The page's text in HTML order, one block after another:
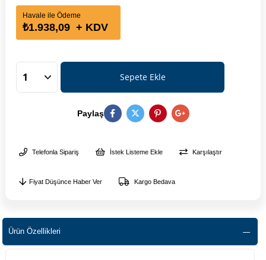
Havale ile Ödeme
₺1.938,09 + KDV
Paylaş
Telefonla Sipariş İstek Listeme Ekle Karşılaştır
Fiyat Düşünce Haber Ver Kargo Bedava
Ürün Özellikleri